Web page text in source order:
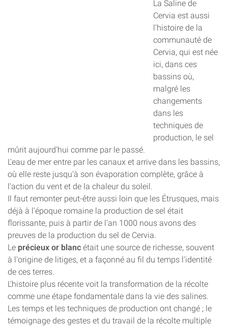
La Saline de
Cervia est aussi
l'histoire de la
communauté de
Cervia, qui est née
ici, dans ces
bassins où,
malgré les
changements
dans les
techniques de
production, le sel
mûrit aujourd'hui comme par le passé.
L'eau de mer entre par les canaux et arrive dans les bassins,
où elle reste jusqu'à son évaporation complète, grâce à
l'action du vent et de la chaleur du soleil.
Il faut remonter peut-être aussi loin que les Étrusques, mais
déjà à l'époque romaine la production de sel était
florissante, puis à partir de l'an 1000 nous avons des
preuves de la production du sel de Cervia.
Le précieux or blanc était une source de richesse, souvent
à l'origine de litiges, et a façonné au fil du temps l'identité
de ces terres.
L'histoire plus récente voit la transformation de la récolte
comme une étape fondamentale dans la vie des salines.
Les temps et les techniques de production ont changé ; le
témoignage des gestes et du travail de la récolte multiple